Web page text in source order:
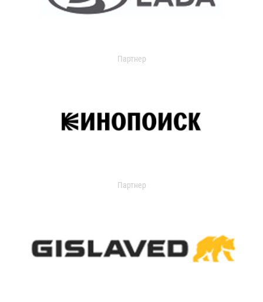
Партнер
Партнер